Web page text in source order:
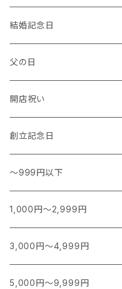
結婚記念日
父の日
開店祝い
創立記念日
～999円以下
1,000円～2,999円
3,000円～4,999円
5,000円～9,999円